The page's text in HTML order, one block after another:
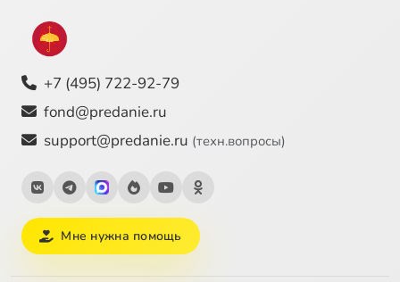
+7 (495) 722-92-79
fond@predanie.ru
support@predanie.ru (техн.вопросы)
Мне нужна помощь